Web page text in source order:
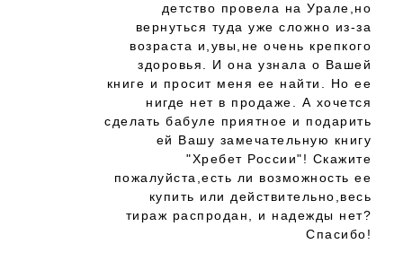
детство провела на Урале,но
вернуться туда уже сложно из-за
возраста и,увы,не очень крепкого
здоровья. И она узнала о Вашей
книге и просит меня ее найти. Но ее
нигде нет в продаже. А хочется
сделать бабуле приятное и подарить
ей Вашу замечательную книгу
"Хребет России"! Скажите
пожалуйста,есть ли возможность ее
купить или действительно,весь
тираж распродан, и надежды нет?
Спасибо!